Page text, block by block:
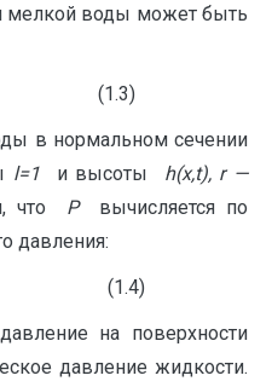
мелкой воды может быть
(1.3)
в нормальном сечении
l=1 и высоты h(x,t), r —
что P
вычисляется по
давления:
(1.4)
на поверхности
давление жидкости.